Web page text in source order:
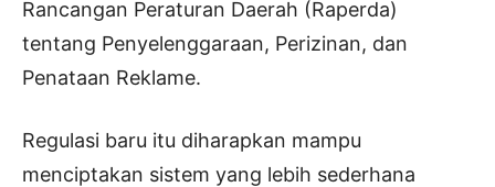
Rancangan Peraturan Daerah (Raperda)
tentang Penyelenggaraan, Perizinan, dan
Penataan Reklame.
Regulasi baru itu diharapkan mampu
menciptakan sistem yang lebih sederhana